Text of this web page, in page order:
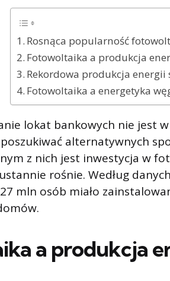
Rosnąca popularność
Fotowoltaika a produkcja
Rekordowa produkcja energii
Fotowoltaika a energetyka
lokat bankowych nie jest
poszukiwać alternatywnych
z nich jest inwestycja w
rośnie. Według
mln osób miało
a produkcja